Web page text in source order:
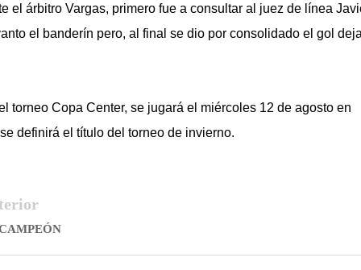
el árbitro Vargas, primero fue a consultar al juez de línea
el banderín pero, al final se dio por consolidado el gol
torneo Copa Center, se jugará el miércoles 12 de agosto en
definirá el título del torneo de invierno.